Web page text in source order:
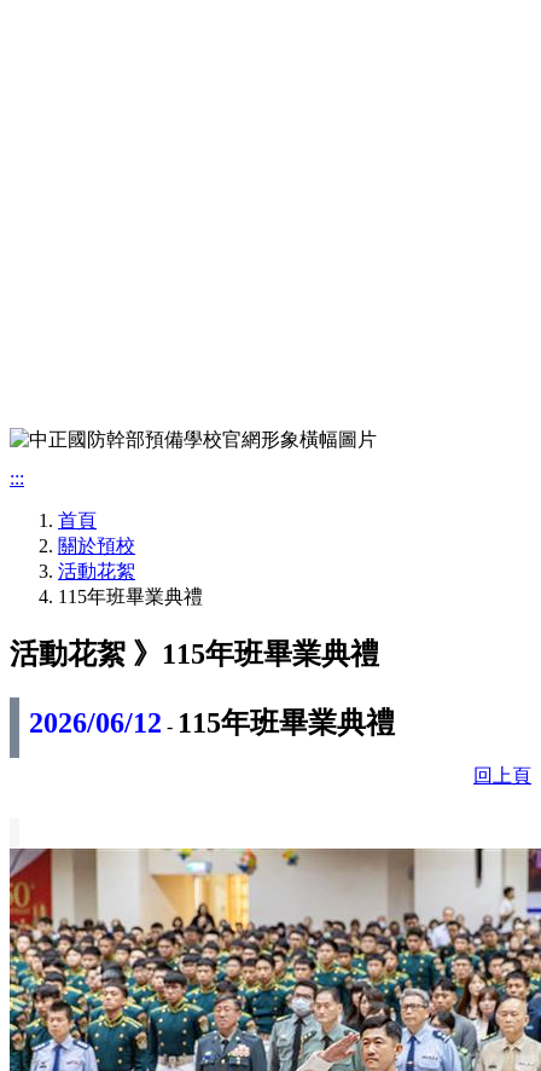
:::
首頁
關於預校
活動花絮
115年班畢業典禮
活動花絮 》 115年班畢業典禮
2026/06/12 - 115年班畢業典禮
回上頁